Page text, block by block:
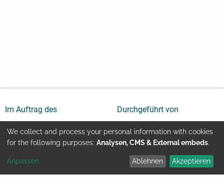
Im Auftrag des Durchgeführt von
Impressum
Use
of
We collect and process your personal information with cookies
for the following purposes: Analysen, CMS & External embeds.
Anpassen Ablehnen Akzeptieren